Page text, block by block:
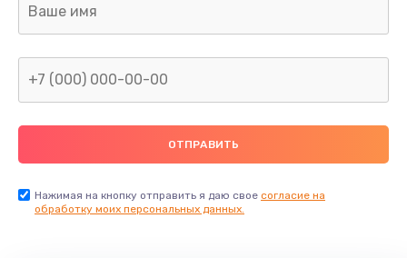
Нет звука
800 руб.
Не видит флешку
400 руб.
Заказать
Нажимая на кнопку отправить я даю свое согласие на
обработку моих персональных данных.